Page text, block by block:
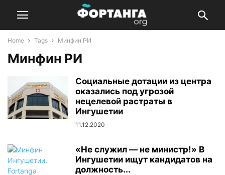
Home Tags Минфин РИ
Минфин РИ
Социальные дотации из центра
оказались под угрозой
нецелевой растраты в
Ингушетии
11.12.2020
«Не служил — не министр!» В
Ингушетии ищут кандидатов на
должность...